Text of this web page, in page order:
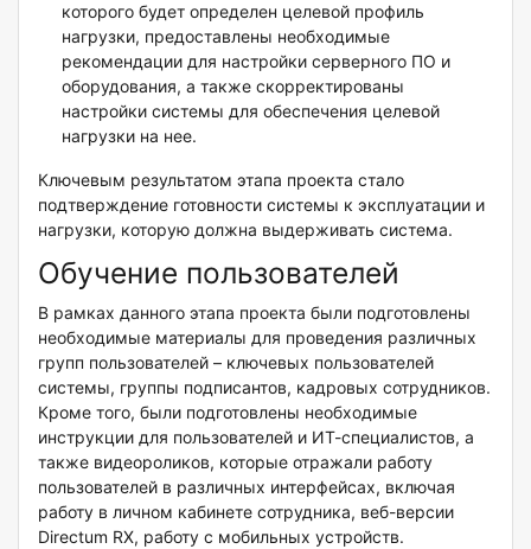
которого будет определен целевой профиль
нагрузки, предоставлены необходимые
рекомендации для настройки серверного ПО и
оборудования, а также скорректированы
настройки системы для обеспечения целевой
нагрузки на нее.
Ключевым результатом этапа проекта стало
подтверждение готовности системы к эксплуатации и
нагрузки, которую должна выдерживать система.
Обучение пользователей
В рамках данного этапа проекта были подготовлены
необходимые материалы для проведения различных
групп пользователей – ключевых пользователей
системы, группы подписантов, кадровых сотрудников.
Кроме того, были подготовлены необходимые
инструкции для пользователей и ИТ-специалистов, а
также видеороликов, которые отражали работу
пользователей в различных интерфейсах, включая
работу в личном кабинете сотрудника, веб-версии
Directum RX, работу с мобильных устройств.